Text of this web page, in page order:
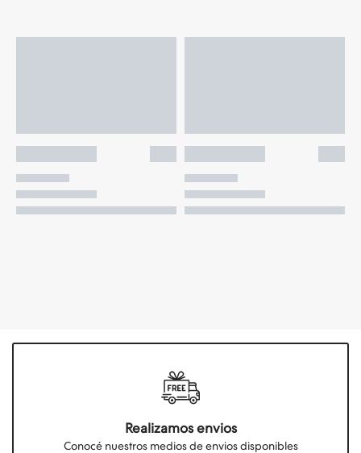
Realizamos envios
Conocé nuestros medios de envios disponibles